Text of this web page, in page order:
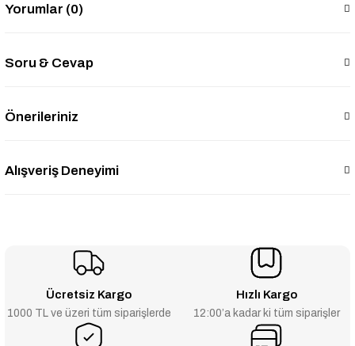
Yorumlar (0)
Soru & Cevap
Önerileriniz
Alışveriş Deneyimi
Ücretsiz Kargo
1000 TL ve üzeri tüm siparişlerde
Hızlı Kargo
12:00’a kadar ki tüm siparişler